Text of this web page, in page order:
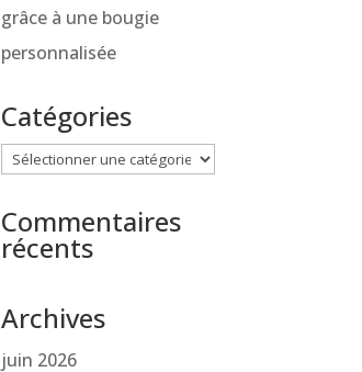
grâce à une bougie
personnalisée
Catégories
Catégories
Commentaires
récents
Archives
juin 2026